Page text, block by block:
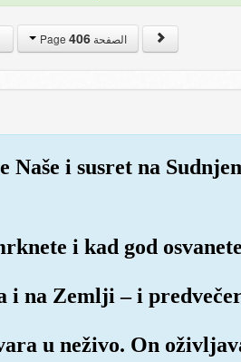
الصفحة Page406
i susret na
i kad god
i na Zemlji – i
u neživo. On